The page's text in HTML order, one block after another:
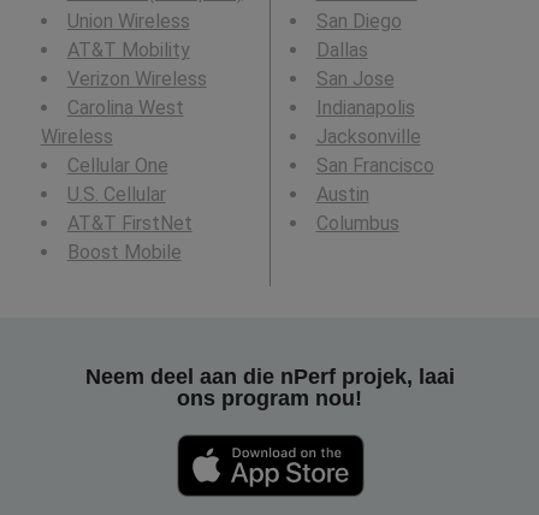
Union Wireless
AT&T Mobility
Verizon Wireless
Carolina West
Wireless
Cellular One
U.S. Cellular
AT&T FirstNet
Boost Mobile
San Diego
Dallas
San Jose
Indianapolis
Jacksonville
San Francisco
Austin
Columbus
Neem deel aan die nPerf projek, laai
ons program nou!